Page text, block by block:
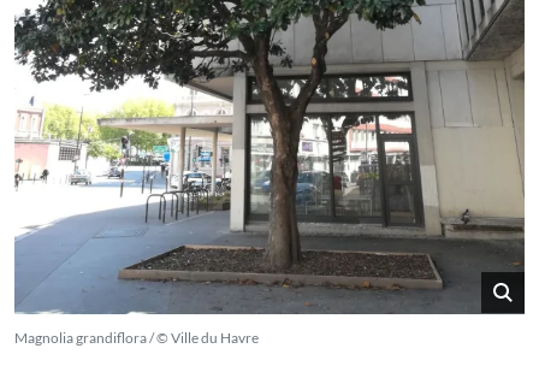
Magnolia grandiflora / © Ville du Havre